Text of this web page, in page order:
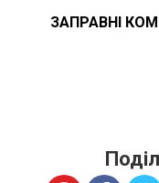
ЗАПРАВНІ